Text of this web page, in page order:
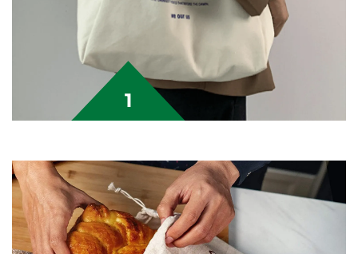
حقيبة قماشية من القطن
على شكل توت باغ
1